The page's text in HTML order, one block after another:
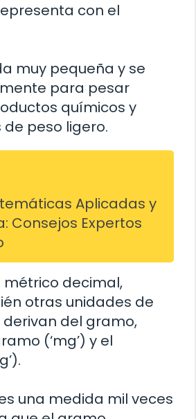
con el
muy pequeña y se
para pesar
químicos y
peso ligero.
Aplicadas y
Consejos Expertos
métrico decimal,
otras unidades de
del gramo,
(‘mg’) y el
una medida mil veces